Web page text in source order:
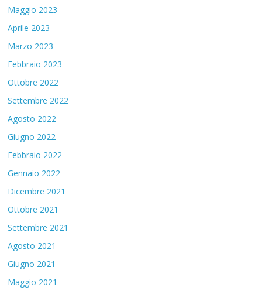
Maggio 2023
Aprile 2023
Marzo 2023
Febbraio 2023
Ottobre 2022
Settembre 2022
Agosto 2022
Giugno 2022
Febbraio 2022
Gennaio 2022
Dicembre 2021
Ottobre 2021
Settembre 2021
Agosto 2021
Giugno 2021
Maggio 2021